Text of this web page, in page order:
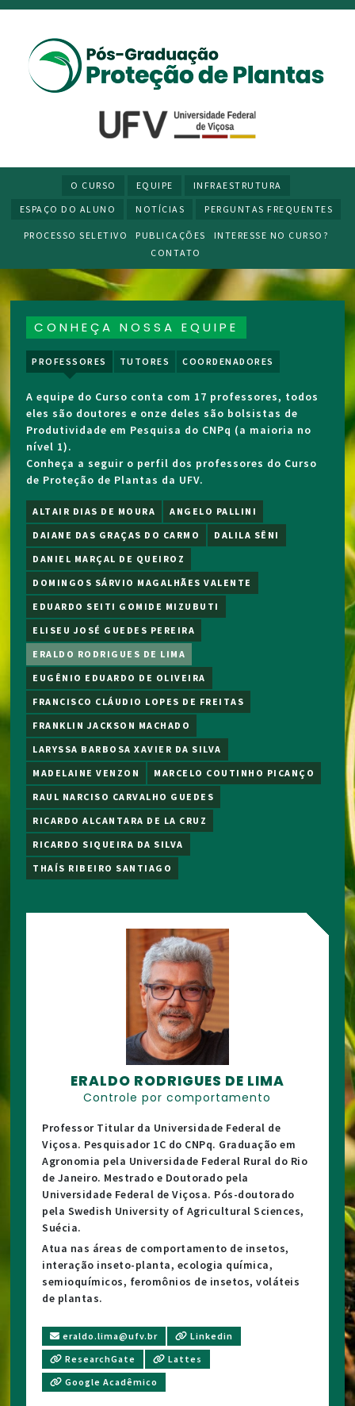
O CURSO EQUIPE
INFRAESTRUTURA
ESPAÇO DO ALUNO
NOTÍCIAS PERGUNTAS FREQUENTES
PROCESSO SELETIVO PUBLICAÇÕES
INTERESSE NO CURSO?
CONTATO
CONHEÇA NOSSA EQUIPE
PROFESSORES TUTORES COORDENADORES
A equipe do Curso conta com 17 professores, todos
eles são doutores e onze deles são bolsistas de
Produtividade em Pesquisa do CNPq (a maioria no
nível 1).
Conheça a seguir o perfil dos professores do Curso
de Proteção de Plantas da UFV.
ALTAIR DIAS DE MOURA
ANGELO PALLINI
DAIANE DAS GRAÇAS DO CARMO
DALILA SÊNI
DANIEL MARÇAL DE QUEIROZ
DOMINGOS SÁRVIO MAGALHÃES VALENTE
EDUARDO SEITI GOMIDE MIZUBUTI
ELISEU JOSÉ GUEDES PEREIRA
ERALDO RODRIGUES DE LIMA
EUGÊNIO EDUARDO DE OLIVEIRA
FRANCISCO CLÁUDIO LOPES DE FREITAS
FRANKLIN JACKSON MACHADO
LARYSSA BARBOSA XAVIER DA SILVA
MADELAINE VENZON
MARCELO COUTINHO PICANÇO
RAUL NARCISO CARVALHO GUEDES
RICARDO ALCANTARA DE LA CRUZ
RICARDO SIQUEIRA DA SILVA
THAÍS RIBEIRO SANTIAGO
ERALDO RODRIGUES DE LIMA
Controle por comportamento
Professor Titular da Universidade Federal de
Viçosa. Pesquisador 1C do CNPq. Graduação em
Agronomia pela Universidade Federal Rural do Rio
de Janeiro. Mestrado e Doutorado pela
Universidade Federal de Viçosa. Pós-doutorado
pela Swedish University of Agricultural Sciences,
Suécia.
Atua nas áreas de comportamento de insetos,
interação inseto-planta, ecologia química,
semioquímicos, feromônios de insetos, voláteis
de plantas.
eraldo.lima@ufv.br
Linkedin
ResearchGate
Lattes
Google Acadêmico